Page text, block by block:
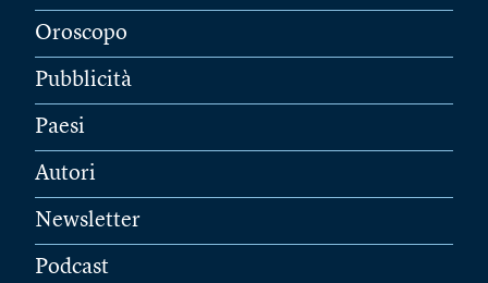
Oroscopo
Pubblicità
Paesi
Autori
Newsletter
Podcast